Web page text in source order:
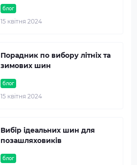
блог
15 квітня 2024
блог
15 квітня 2024
Порадник по вибору літніх та
зимових шин
блог
Вибір ідеальних шин для
позашляховиків